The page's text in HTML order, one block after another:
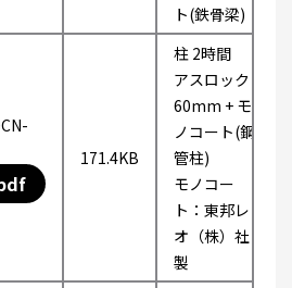
ト(鉄骨梁)
171.4KB
柱 2時間
アスロック
60mm + モ
ノコート(鋼
管柱)
モノコー
ト：東邦レ
オ（株）社
製